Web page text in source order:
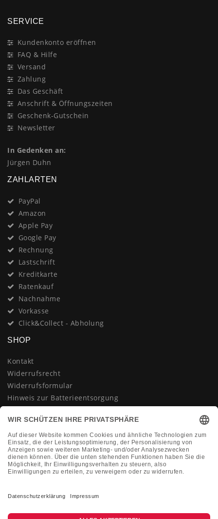
SERVICE
Kundenkonto eröffnen
FAQ & Hilfe
Versand
Zahlung
Das Geschäft
Anschrift & Öffnungszeiten
Geschenk-Gutschein
Newsletter
In Gedenken an:
Jürgen Duhn
ZAHLARTEN
PayPal
Amazon
Apple Pay
Google Pay
Rechnung
Lastschrift
Kreditkarte
Ratenkauf
Nachnahme
Vorkasse
Click&Collect - Abholung
SHOP
Kontakt
Widerrufsrecht
Widerrufsformular
Hinweis zur Batterieentsorgung
AGB
Impressum
Vertrag widerrufen
KONTAKT
Montag-Freitag 10:00-18:00 Uhr